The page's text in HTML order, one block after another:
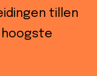
tillen